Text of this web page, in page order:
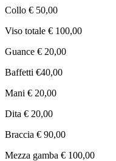
Collo € 50,00
Viso totale € 100,00
Guance € 20,00
Baffetti €40,00
Mani € 20,00
Dita € 20,00
Braccia € 90,00
Mezza gamba € 100,00